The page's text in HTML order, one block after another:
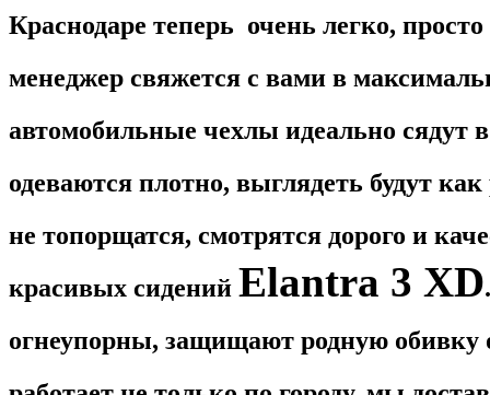
Краснодаре теперь очень легко,
менеджер свяжется с вами в
автомобильные чехлы идеально сядут
одеваются плотно, выглядеть будут
не топорщатся, смотрятся дорого и
красивых сидений Elantra 3 XD
огнеупорны, защищают родную обивку